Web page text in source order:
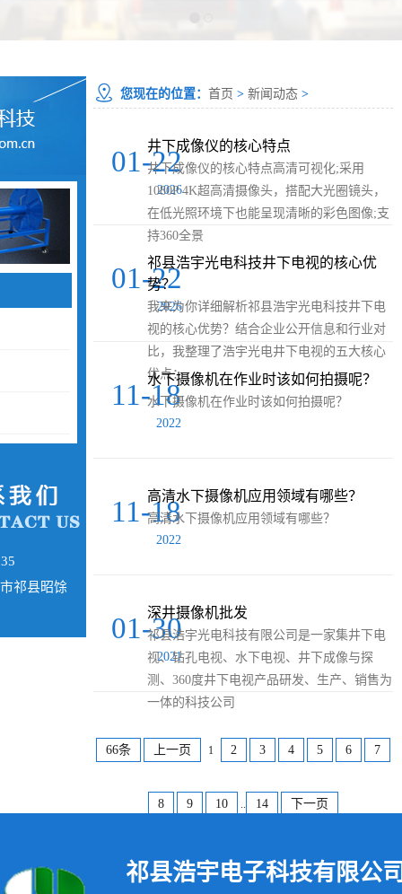
祁县昭馀
您现在的位置：首页 >新闻动态 >
01-22
2026
井下成像仪的核心特点
井下成像仪的核心特点高清可视化;采用
1080P 4K超高清摄像头，搭配大光圈镜头，
在低光照环境下也能呈现清晰的彩色图像;支
持360全景
01-22
2026
祁县浩宇光电科技井下电视的核心优
势？
我来为你详细解析祁县浩宇光电科技井下电
视的核心优势？结合企业公开信息和行业对
比，我整理了浩宇光电井下电视的五大核心
优点：
11-18
2022
水下摄像机在作业时该如何拍摄呢？
水下摄像机在作业时该如何拍摄呢？
11-18
2022
​高清水下摄像机应用领域有哪些？
​高清水下摄像机应用领域有哪些？
01-30
2021
深井摄像机批发
祁县浩宇光电科技有限公司是一家集井下电
视、钻孔电视、水下电视、井下成像与探
测、360度井下电视产品研发、生产、销售为
一体的科技公司
66条 上一页 1 2 3 4 5 6 7
8 9 10 .. 14 下一页
祁县浩宇电子科技有限公